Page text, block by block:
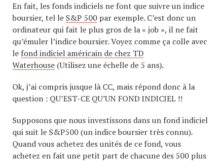
En fait, les fonds indiciels ne font que suivre un indice
boursier, tel le S&P 500 par exemple. C’est donc un
ordinateur qui fait le plus gros de la « job », il ne fait
qu’émuler l’indice boursier. Voyez comme ça colle avec
le fond indiciel américain de chez TD
Waterhouse (Utilisez une échelle de 5 ans).
Ok, j’ai compris jusque là CC, mais répond donc à la
question : QU’EST-CE QU’UN FOND INDICIEL !!
Supposons que nous investissons dans un fond indiciel
qui suit le S&P500 (un indice boursier très connu).
Quand vous achetez des unités de ce fond, vous
achetez en fait une petit part de chacune des 500 plus